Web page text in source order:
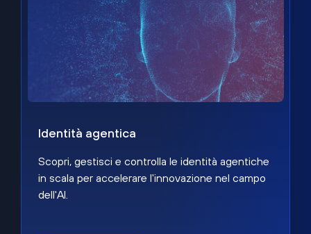
Identità agentica
Scopri, gestisci e controlla le identità agentiche
in scala per accelerare l'innovazione nel campo
dell'AI.